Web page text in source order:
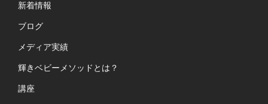
新着情報
ブログ
メディア実績
輝きベビーメソッドとは？
講座